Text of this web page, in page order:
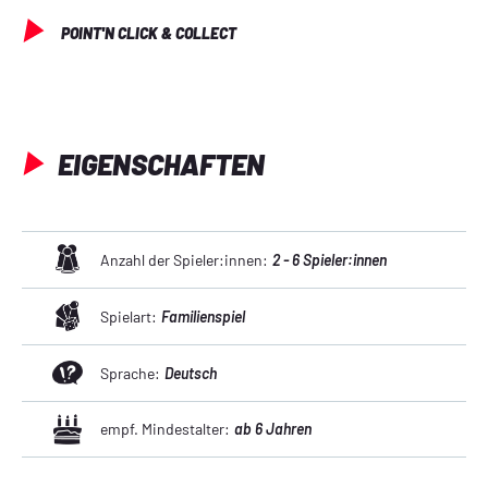
POINT'N CLICK & COLLECT
EIGENSCHAFTEN
Anzahl der Spieler:innen: 2 - 6 Spieler:innen
Spielart: Familienspiel
Sprache: Deutsch
empf. Mindestalter: ab 6 Jahren